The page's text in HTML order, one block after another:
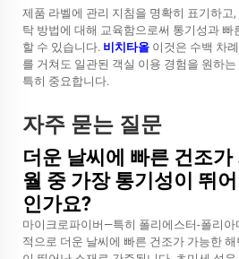
제품 라벨에 관리 지침을 명확히 표기하고
탁 방법에 대해 교육함으로써 통기성과 빠
할 수 있습니다. 비치타올 이것은 수백 차
를 거쳐도 일관된 객실 이용 경험을 원하
특히 중요합니다.
자주 묻는 질문
더운 날씨에 빠른 건조
월 중 가장 통기성이 뛰
인가요?
마이크로파이버—특히 폴리에스터-폴리
적으로 더운 날씨에 빠른 건조가 가능한